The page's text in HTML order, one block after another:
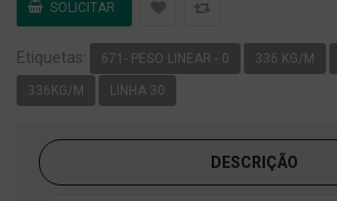
Etiquetas: 671- PESO LINEAR - 0 336 KG/M
336KG/M LINHA 30
DESCRIÇÃO